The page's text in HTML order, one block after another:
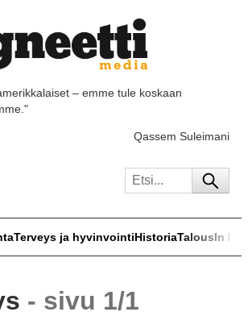
– emme tule koskaan
Qassem Suleimani
Terveys ja hyvinvointiHistoriaTalousIn
- sivu 1/1